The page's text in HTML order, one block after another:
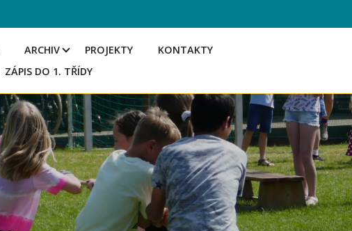
ARCHIV PROJEKTY
KONTAKTY
ZÁPIS DO 1. TŘÍDY